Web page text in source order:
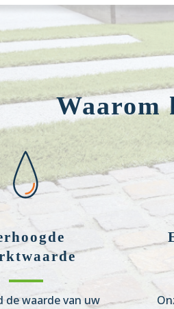
Waarom
de waarde van uw